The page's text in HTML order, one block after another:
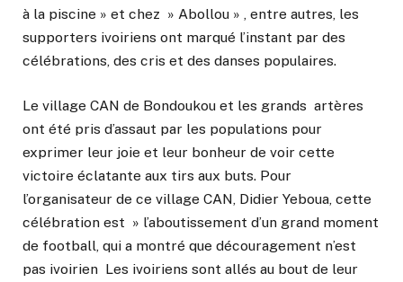
à la piscine » et chez » Abollou » , entre autres, les
supporters ivoiriens ont marqué l’instant par des
célébrations, des cris et des danses populaires.
Le village CAN de Bondoukou et les grands artères
ont été pris d’assaut par les populations pour
exprimer leur joie et leur bonheur de voir cette
victoire éclatante aux tirs aux buts. Pour
l’organisateur de ce village CAN, Didier Yeboua, cette
célébration est » l’aboutissement d’un grand moment
de football, qui a montré que découragement n’est
pas ivoirien Les ivoiriens sont allés au bout de leur